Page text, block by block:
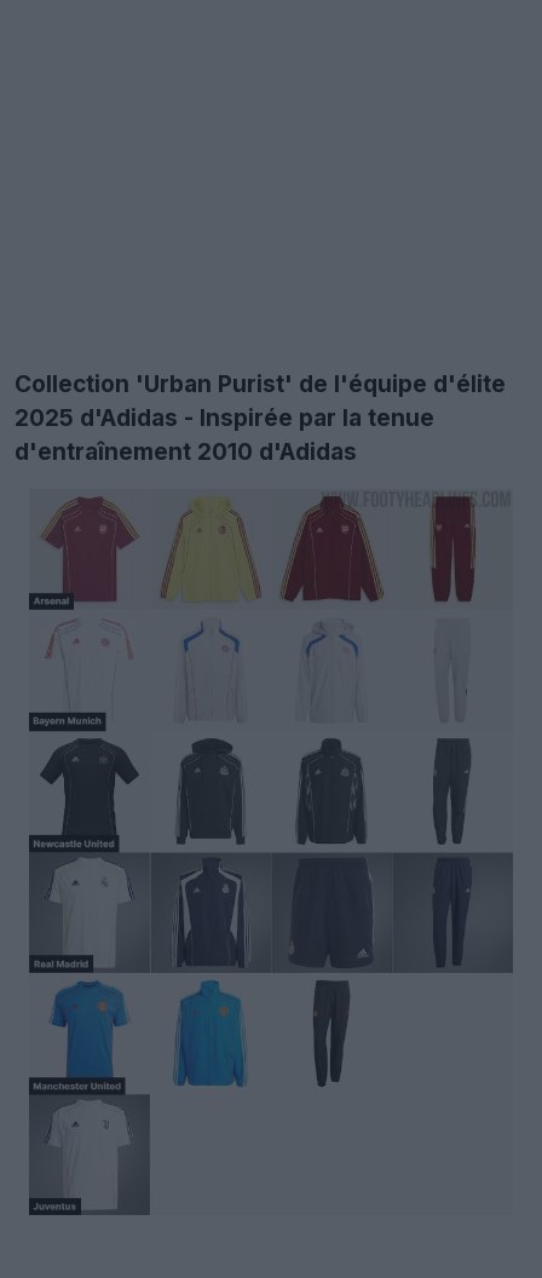
Collection 'Urban Purist' de l'équipe d'élite
2025 d'Adidas - Inspirée par la tenue
d'entraînement 2010 d'Adidas